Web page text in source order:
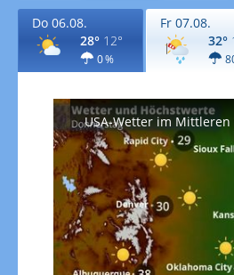
Do 06.08.
28° 12°
0 %
Fr 07.08.
32°
USA-Wetter im Mittleren